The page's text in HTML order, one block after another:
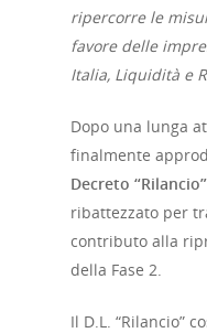
ripercorre le
favore delle
Italia, Liquidità e
Dopo una lunga
finalmente
Decreto “Rilancio”
ribattezzato per
contributo alla
della Fase 2.
Il D.L. “Rilancio”